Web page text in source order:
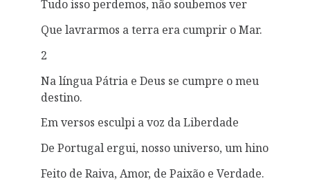
Tudo isso perdemos, não soubemos ver
Que lavrarmos a terra era cumprir o Mar.
2
Na língua Pátria e Deus se cumpre o meu
destino.
Em versos esculpi a voz da Liberdade
De Portugal ergui, nosso universo, um hino
Feito de Raiva, Amor, de Paixão e Verdade.